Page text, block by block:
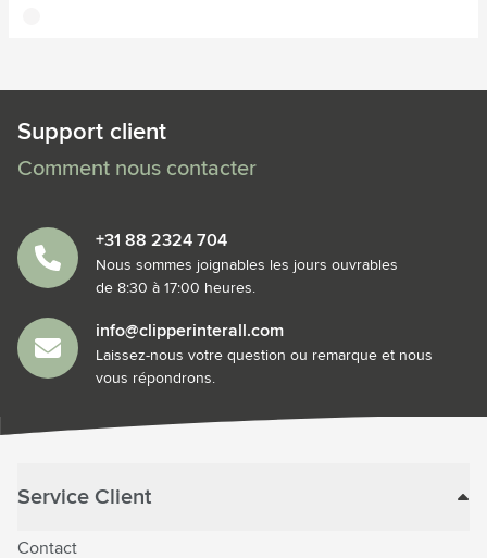
Support client
Comment nous contacter
+31 88 2324 704
Nous sommes joignables les jours ouvrables
de 8:30 à 17:00 heures.
info@clipperinterall.com
Laissez-nous votre question ou remarque et nous
vous répondrons.
Service Client
Contact